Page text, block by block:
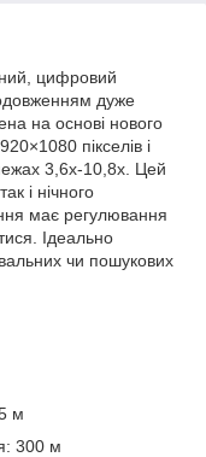
цифровий
дуже
на основі нового
пікселів і
3,6x-10,8x. Цей
і нічного
має регулювання
Ідеально
чи пошукових
м
300 м